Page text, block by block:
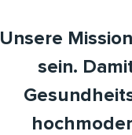
Unsere
sein.